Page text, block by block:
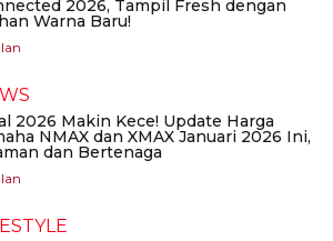
2026, Tampil Fresh dengan
Warna Baru!
2026 Makin Kece! Update Harga
NMAX dan XMAX Januari 2026 Ini,
dan Bertenaga